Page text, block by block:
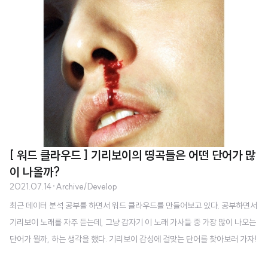
[ 워드 클라우드 ] 기리보이의 띵곡들은 어떤 단어가 많
이 나올까?
2021.07.14·Archive/Develop
최근 데이터 분석 공부를 하면서 워드 클라우드를 만들어보고 있다. 공부하면서
기리보이 노래를 자주 듣는데, 그냥 갑자기 이 노래 가사들 중 가장 많이 나오는
단어가 뭘까, 하는 생각을 했다. 기리보이 감성에 걸맞는 단어를 찾아보러 가자!